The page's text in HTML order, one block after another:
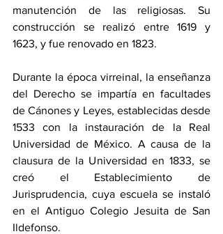
manutención de las religiosas. Su
construcción se realizó entre 1619 y
1623, y fue renovado en 1823.
Durante la época virreinal, la enseñanza
del Derecho se impartía en facultades
de Cánones y Leyes, establecidas desde
1533 con la instauración de la Real
Universidad de México. A causa de la
clausura de la Universidad en 1833, se
creó el Establecimiento de
Jurisprudencia, cuya escuela se instaló
en el Antiguo Colegio Jesuita de San
Ildefonso.